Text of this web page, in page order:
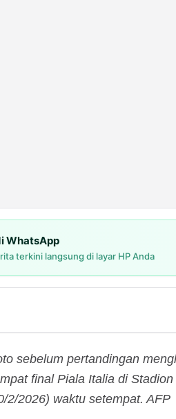
WhatsApp
terkini langsung di layar HP Anda
sebelum pertandingan
final Piala Italia di
2/2026) waktu setempat. AFP